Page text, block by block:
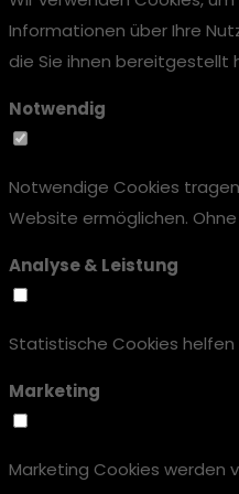
Informationen über Ihre
die Sie ihnen bereitgestellt
Notwendig
Notwendige Cookies
Website ermöglichen.
Analyse & Leistung
Statistische Cookies
Marketing
Marketing Cookies werden